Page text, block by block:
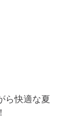
ら快適な夏